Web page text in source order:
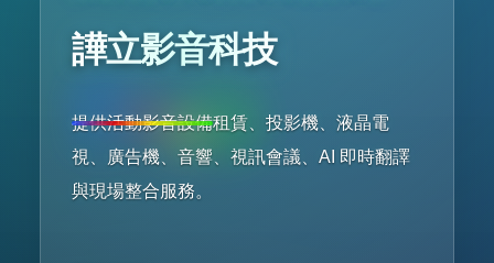
譁立影音科技
提供活動影音設備租賃、投影機、液晶電
視、廣告機、音響、視訊會議、AI 即時翻譯
與現場整合服務。